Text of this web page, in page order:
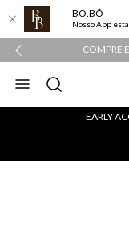
BO.BÔ
Nosso App
COMPRE
EARLY